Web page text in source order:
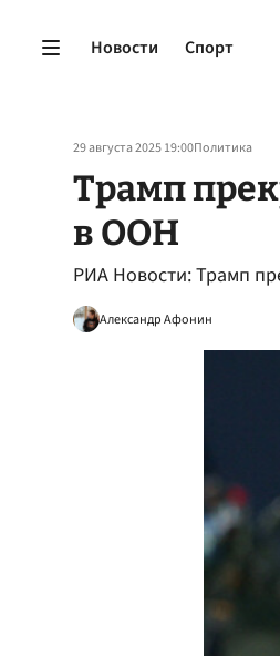
Новости Спорт
29 августа 2025 19:00Политика
Трамп
в ООН
РИА Новости: Трамп
Александр Афонин